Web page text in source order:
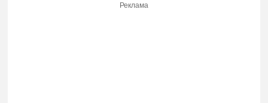
Реклама